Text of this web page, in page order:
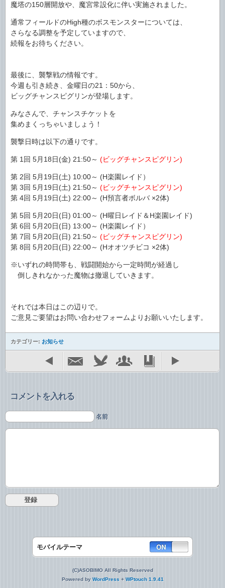
魔塔の150層開放や、魔宮常設化に伴い実施されました。
通常フィールドのHigh種のボスモンスターについては、
さらなる調整を予定していますので、
続報をお待ちください。
最後に、襲撃戦の情報です。
今週も引き続き、金曜日の21：50から、
ビッグチャンスピグリンが登場します。
みなさんで、チャンスチケットを
集めまくっちゃいましょう！
襲撃日時は以下の通りです。
第 1回 5月18日(金) 21:50～ (ビッグチャンスピグリン)
第 2回 5月19日(土) 10:00～ (H楽園レイド）
第 3回 5月19日(土) 21:50～ (ビッグチャンスピグリン)
第 4回 5月19日(土) 22:00～ (H預言者ボルバ ×2体)
第 5回 5月20日(日) 01:00～ (H曜日レイド＆H楽園レイド)
第 6回 5月20日(日) 13:00～ (H楽園レイド）
第 7回 5月20日(日) 21:50～ (ビッグチャンスピグリン)
第 8回 5月20日(日) 22:00～ (Hオオツチビコ ×2体)
※いずれの時間帯も、戦闘開始から一定時間が経過し
倒しきれなかった魔物は撤退していきます。
それでは本日はこの辺りで。
ご意見ご要望はお問い合わせフォームよりお願いいたします。
カテゴリー: お知らせ
コメントを入れる
名前
モバイルテーマ
(C)ASOBIMO All Rights Reserved
Powered by WordPress + WPtouch 1.9.41